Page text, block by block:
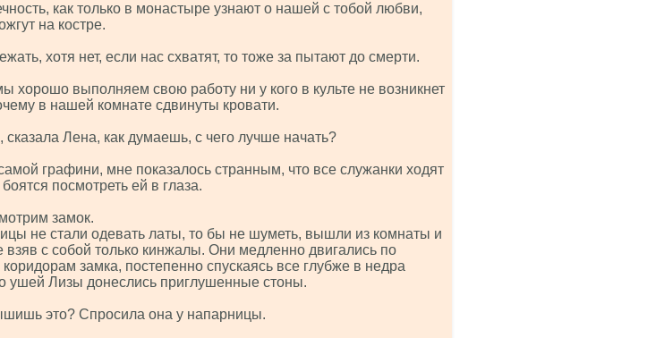
как только в монастыре узнают о нашей с тобой любви,
на костре.
хотя нет, если нас схватят, то тоже за пытают до смерти.
хорошо выполняем свою работу ни у кого в культе не возникнет
в нашей комнате сдвинуты кровати.
Лена, как думаешь, с чего лучше начать?
графини, мне показалось странным, что все служанки ходят
посмотреть ей в глаза.
замок.
не стали одевать латы, то бы не шуметь, вышли из комнаты и
взяв с собой только кинжалы. Они медленно двигались по
замка, постепенно спускаясь все глубже в недра
ушей Лизы донеслись приглушенные стоны.
это? Спросила она у напарницы.